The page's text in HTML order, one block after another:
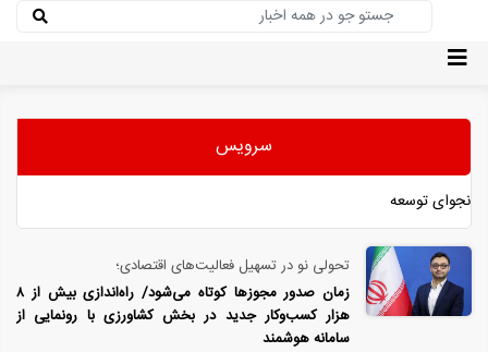
سرویس
نجوای توسعه
تحولی نو در تسهیل فعالیت‌های اقتصادی؛
زمان صدور مجوزها کوتاه می‌شود/ راه‌اندازی بیش از ۸
هزار کسب‌وکار جدید در بخش کشاورزی با رونمایی از
سامانه هوشمند